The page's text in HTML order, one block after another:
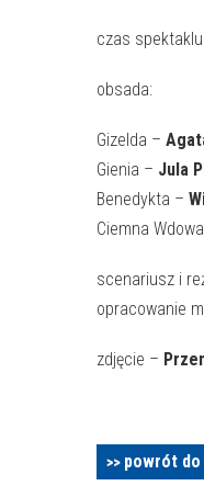
czas
obsada:
Gizelda –
Gienia – Jula
Benedykta –
Ciemna
scenariusz i
opracowanie
zdjęcie –
powrót